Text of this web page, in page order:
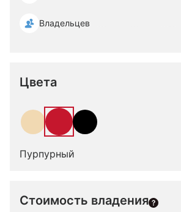
Владельцев
Цвета
Пурпурный
Стоимость владения